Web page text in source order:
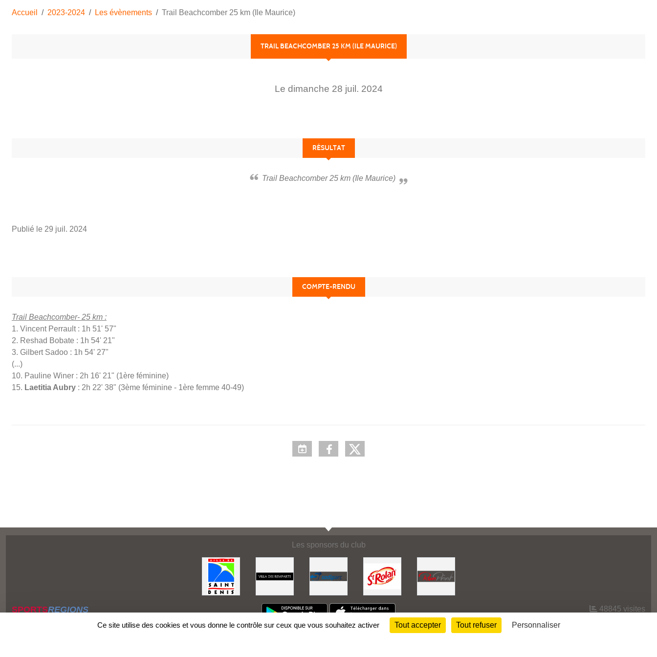
Accueil 2023-2024 Les évènements Trail Beachcomber 25 km (Ile Maurice)
TRAIL BEACHCOMBER 25 KM (ILE MAURICE)
Le dimanche 28 juil. 2024
RÉSULTAT
Trail Beachcomber 25 km (Ile Maurice)
Publié le 29 juil. 2024
COMPTE-RENDU
Trail Beachcomber- 25 km :
1. Vincent Perrault : 1h 51' 57"
2. Reshad Bobate : 1h 54' 21"
3. Gilbert Sadoo : 1h 54' 27"
(...)
10. Pauline Winer : 2h 16' 21" (1ère féminine)
15. Laetitia Aubry : 2h 22' 38" (3ème féminine - 1ère femme 40-49)
Les sponsors du club
SPORTSREGIONS 48845 visites
Ce site utilise des cookies et vous donne le contrôle sur ceux que vous souhaitez activer Tout accepter Tout refuser Personnaliser